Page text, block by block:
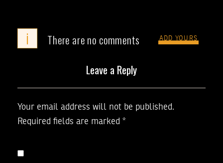
i There are no comments ADD YOURS
Leave a Reply
Your email address will not be published.
Required fields are marked *